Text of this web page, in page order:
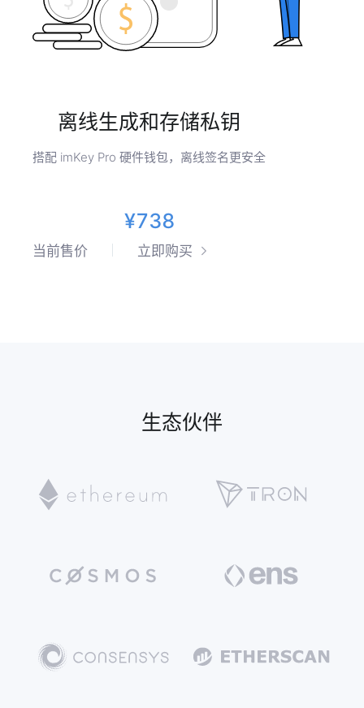
离线生成和存储私钥
搭配 imKey Pro 硬件钱包，离线签名更安全
¥738
当前售价 立即购买
生态伙伴